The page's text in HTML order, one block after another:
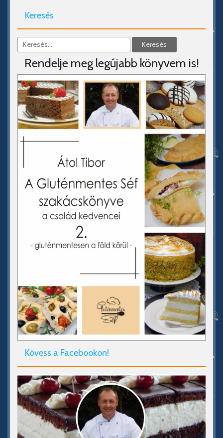
Keresés
Rendelje meg legújabb könyvem is!
Kövess a Facebookon!